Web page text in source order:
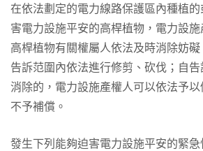
在依法劃定的電力線路保護區內種植
害電力設施平安的高桿植物，電力設
高桿植物有關權屬人依法及時消除妨
告訴范圍內依法進行修剪、砍伐；自
消除的，電力設施產權人可以依法予
不予補償。
發生下列能夠迫害電力設施平安的緊